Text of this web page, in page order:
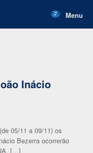
Menu
Inácio
05/11 a 09/11) os
Bezerra ocorrerão
[…]